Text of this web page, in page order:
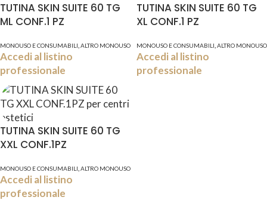
TUTINA SKIN SUITE 60 TG
ML CONF.1 PZ
MONOUSO E CONSUMABILI ALTRO MONOUSO
Accedi al listino
professionale
TUTINA SKIN SUITE 60 TG
XL CONF.1 PZ
MONOUSO E CONSUMABILI ALTRO MONOUSO
Accedi al listino
professionale
TUTINA SKIN SUITE 60 TG
XXL CONF.1PZ
MONOUSO E CONSUMABILI ALTRO MONOUSO
Accedi al listino
professionale